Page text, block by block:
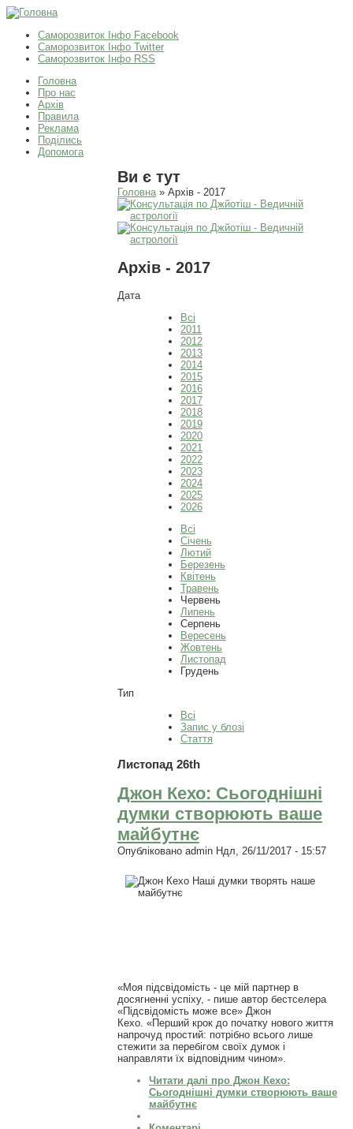
Саморозвиток Інфо Facebook
Саморозвиток Інфо Twitter
Саморозвиток Інфо RSS
Головна
Про нас
Архів
Правила
Реклама
Поділись
Допомога
Ви є тут
Головна» Архів - 2017
Архів - 2017
Дата
Всі
2011
2012
2013
2014
2015
2016
2017
2018
2019
2020
2021
2022
2023
2024
2025
2026
Всі
Січень
Лютий
Березень
Квітень
Травень
Червень
Липень
Серпень
Вересень
Жовтень
Листопад
Грудень
Тип
Всі
Запис у блозі
Стаття
Листопад 26th
Джон Кехо: Сьогоднішні
думки створюють ваше
майбутнє
Опубліковано adminНдл, 26/11/2017 - 15:57
«Моя підсвідомість - це мій партнер в
досягненні успіху, - пише автор бестселера
«Підсвідомість може все» Джон
Кехо. «Перший крок до початку нового життя
напрочуд простий: потрібно всього лише
стежити за перебігом своїх думок і
направляти їх відповідним чином».
Читати далі про Джон Кехо:
Сьогоднішні думки створюють ваше
майбутнє